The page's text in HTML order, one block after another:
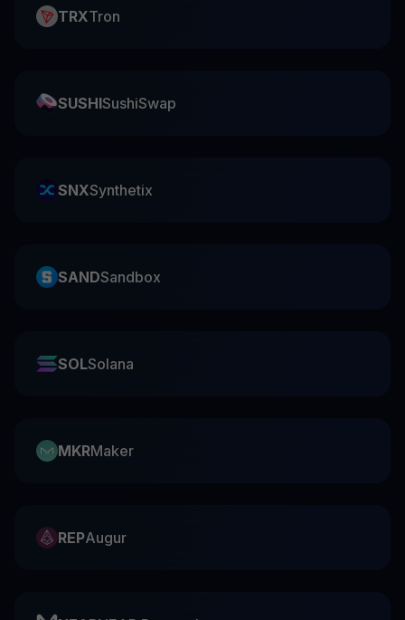
TRXTron
SUSHISushiSwap
SNXSynthetix
SANDSandbox
SOLSolana
MKRMaker
REPAugur